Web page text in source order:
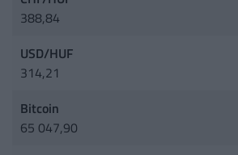
388,84
USD/HUF
314,21
Bitcoin
65 047,90